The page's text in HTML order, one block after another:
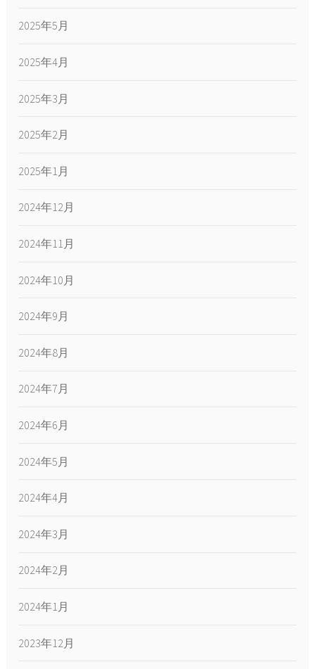
2025年5月
2025年4月
2025年3月
2025年2月
2025年1月
2024年12月
2024年11月
2024年10月
2024年9月
2024年8月
2024年7月
2024年6月
2024年5月
2024年4月
2024年3月
2024年2月
2024年1月
2023年12月